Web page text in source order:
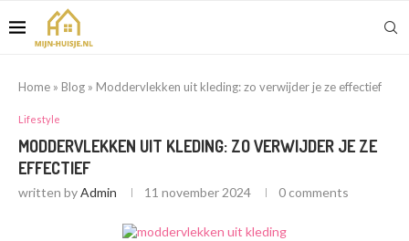
Home » Blog » Moddervlekken uit kleding: zo verwijder je ze effectief
Lifestyle
MODDERVLEKKEN UIT KLEDING: ZO VERWIJDER JE ZE
EFFECTIEF
written byAdmin 11 november 2024 0 comments